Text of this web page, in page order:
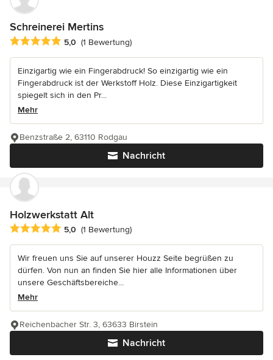
Schreinerei Mertins
Durchschnittliche Bewertung: 5 von 5 Sternen
5,0 (1 Bewertung)
Einzigartig wie ein Fingerabdruck! So einzigartig wie ein
Fingerabdruck ist der Werkstoff Holz. Diese Einzigartigkeit
spiegelt sich in den Pr...
Mehr
Nachricht
Benzstraße 2, 63110 Rodgau
Holzwerkstatt Alt
Durchschnittliche Bewertung: 5 von 5 Sternen
5,0 (1 Bewertung)
Wir freuen uns Sie auf unserer Houzz Seite begrüßen zu
dürfen. Von nun an finden Sie hier alle Informationen über
unsere Geschäftsbereiche...
Mehr
Nachricht
Reichenbacher Str. 3, 63633 Birstein